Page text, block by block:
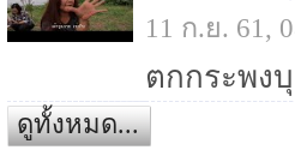
11 ก.ย. 61,
ตกกระพง
ดูทั้งหมด...